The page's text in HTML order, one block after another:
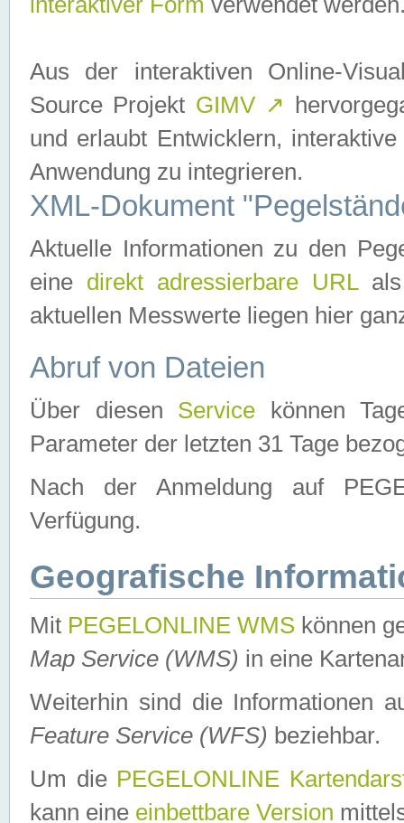
Aus der interaktiven Online-
Source Projekt GIMV ↗
und erlaubt Entwicklern,
Anwendung zu integrieren.
XML-Dokument
Aktuelle Informationen zu den
eine direkt adressierbare URLals
aktuellen Messwerte liegen hier
Abruf von Dateien
Über diesen Service können
Parameter der letzten 31 Tage
Nach der Anmeldung auf
Verfügung.
Geografische
Mit PEGELONLINE WMS können
Map Service (WMS) in eine
Weiterhin sind die Informationen
Feature Service (WFS) beziehbar.
Um die PEGELONLINE
kann eine einbettbare Version